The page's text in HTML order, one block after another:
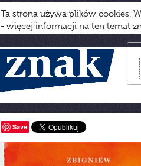
Ta strona używa plików cookies.
- więcej informacji na ten temat
Save